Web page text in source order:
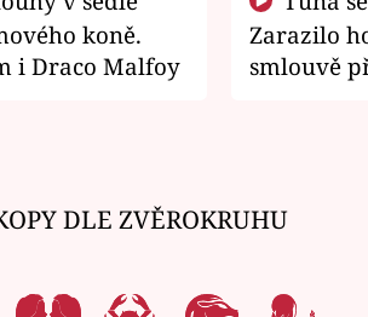
koně.
i Draco Malfoy
Zarazilo
smlouvě
DLE ZVĚROKRUHU